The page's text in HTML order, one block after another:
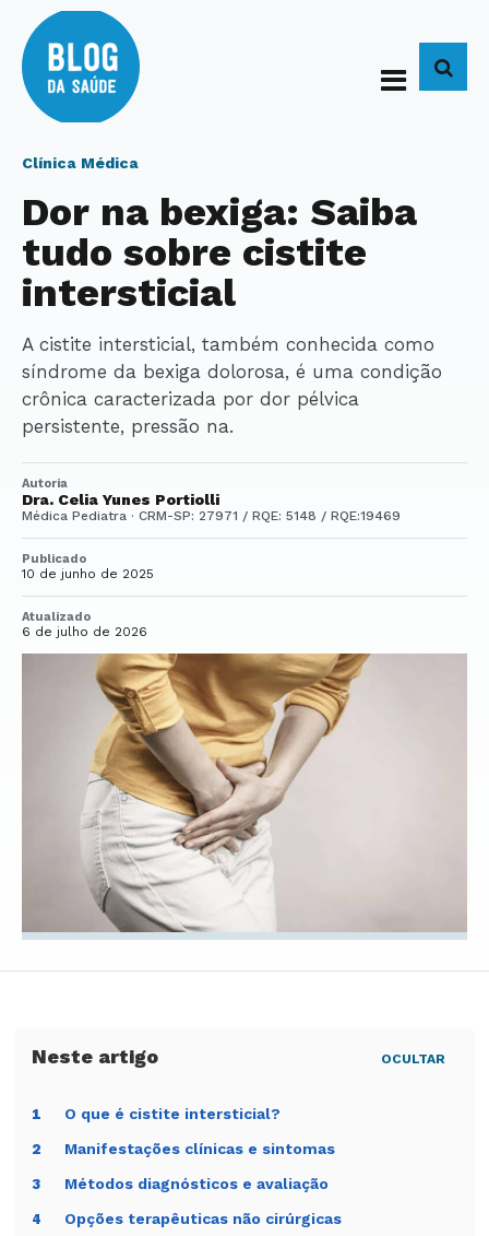
Clínica Médica
Dor na bexiga: Saiba
tudo sobre cistite
intersticial
A cistite intersticial, também conhecida como
síndrome da bexiga dolorosa, é uma condição
crônica caracterizada por dor pélvica
persistente, pressão na.
Autoria
Dra. Celia Yunes Portiolli
Médica Pediatra · CRM-SP: 27971 / RQE: 5148 / RQE:19469
Publicado
10 de junho de 2025
Atualizado
6 de julho de 2026
OCULTAR
1 O que é cistite intersticial?
2 Manifestações clínicas e sintomas
3 Métodos diagnósticos e avaliação
4 Opções terapêuticas não cirúrgicas